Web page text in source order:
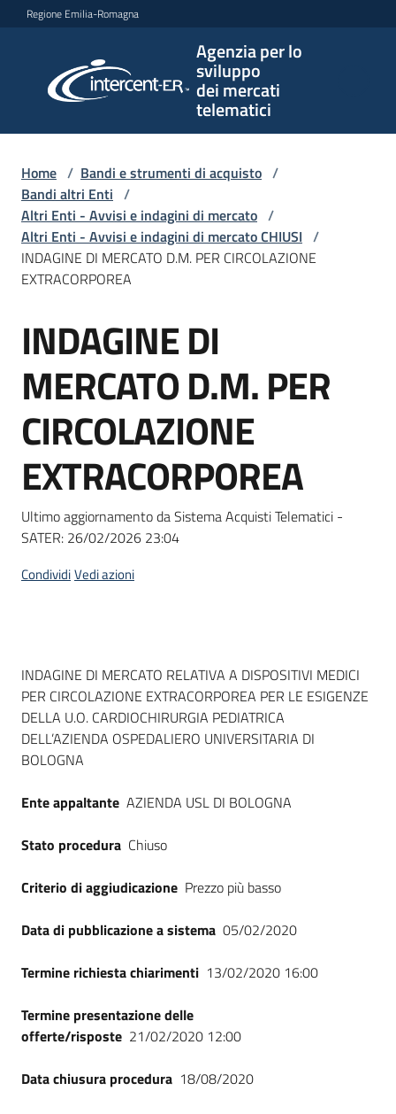
Vai al contenuto
Vai alla navigazione
Vai al footer
Regione Emilia-Romagna
Agenzia per lo
sviluppo
dei mercati
telematici
per lo
sviluppo
telematici
L'Agenzia
Bandi
di
Supporto
Piattaforme
telematiche
English
site
Seguici
Home / Bandi e strumenti di acquisto /
Bandi altri Enti /
Altri Enti - Avvisi e indagini di mercato /
Altri Enti - Avvisi e indagini di mercato CHIUSI /
INDAGINE DI MERCATO D.M. PER CIRCOLAZIONE
EXTRACORPOREA
Salta al contenuto
INDAGINE DI
MERCATO D.M. PER
CIRCOLAZIONE
EXTRACORPOREA
Ultimo aggiornamento da Sistema Acquisti Telematici -
SATER: 26/02/2026 23:04
CondividiVedi azioni
Dati del bando
INDAGINE DI MERCATO RELATIVA A DISPOSITIVI MEDICI
PER CIRCOLAZIONE EXTRACORPOREA PER LE ESIGENZE
DELLA U.O. CARDIOCHIRURGIA PEDIATRICA
DELL’AZIENDA OSPEDALIERO UNIVERSITARIA DI
BOLOGNA
Ente appaltante AZIENDA USL DI BOLOGNA
Stato procedura Chiuso
Criterio di aggiudicazione Prezzo più basso
Data di pubblicazione a sistema 05/02/2020
Termine richiesta chiarimenti 13/02/2020 16:00
Termine presentazione delle
offerte/risposte 21/02/2020 12:00
Data chiusura procedura 18/08/2020